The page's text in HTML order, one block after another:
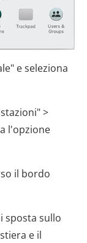
e seleziona
>
l'opzione
il bordo
sposta sullo
e il